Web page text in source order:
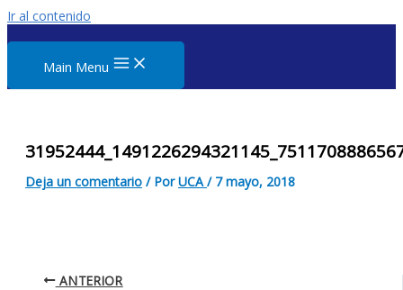
Ir al contenido
Main Menu
Deja un comentario / PorUCA/ 7 mayo, 2018
ANTERIOR